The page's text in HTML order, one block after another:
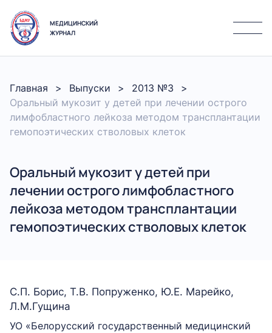
МЕДИЦИНСКИЙ
ЖУРНАЛ
Главная Выпуски
2013 №3
Оральный мукозит у детей при лечении острого
лимфобластного лейкоза методом трансплантации
гемопоэтических стволовых клеток
Оральный мукозит у детей при
лечении острого лимфобластного
лейкоза методом трансплантации
гемопоэтических стволовых клеток
С.П. Борис, Т.В. Попруженко, Ю.Е. Марейко,
Л.М.Гущина
УО «Белорусский государственный медицинский